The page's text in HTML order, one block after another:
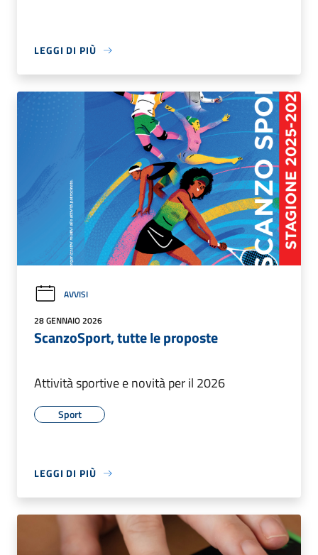
LEGGI DI PIÙ
AVVISI
28 GENNAIO 2026
ScanzoSport, tutte le proposte
Attività sportive e novità per il 2026
Sport
LEGGI DI PIÙ